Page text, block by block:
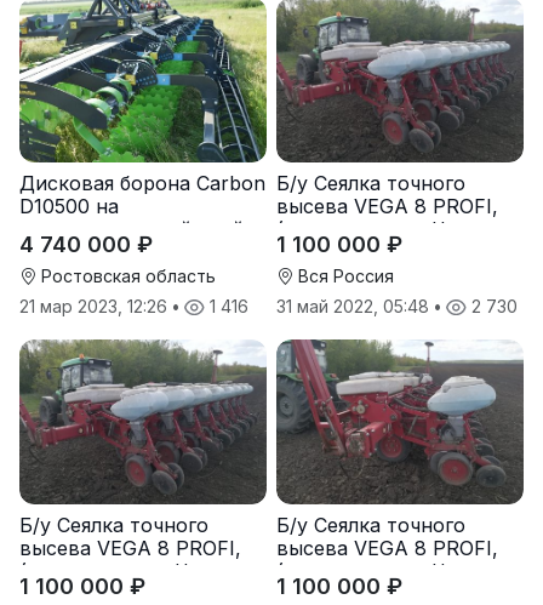
Дисковая борона Carbon
D10500 на
подпружиненной стойке
(3D)
4 740 000 ₽
Ростовская область
21 мар 2023, 12:26 • 1 416
Б/у Сеялка точного
высева VEGA 8 PROFI,
(производство Червона
Зирка), 2016 г., в
отличном состоянии
1 100 000 ₽
Вся Россия
31 май 2022, 05:48 • 2 730
Б/у Сеялка точного
высева VEGA 8 PROFI,
(производство Червона
Зирка), 2016 г., в
1 100 000 ₽
Б/у Сеялка точного
высева VEGA 8 PROFI,
(производство Червона
Зирка), 2016 г., в
1 100 000 ₽